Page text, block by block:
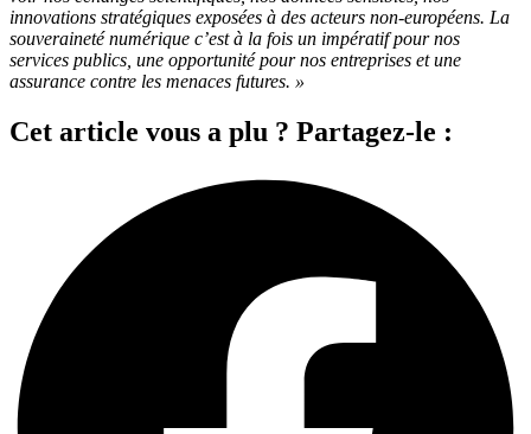
innovations stratégiques exposées à des acteurs non-européens. La
souveraineté numérique c’est à la fois un impératif pour nos
services publics, une opportunité pour nos entreprises et une
assurance contre les menaces futures. »
Cet article vous a plu ? Partagez-le :